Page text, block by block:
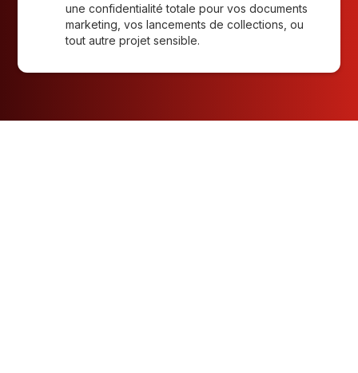
une confidentialité totale pour vos documents
marketing, vos lancements de collections, ou
tout autre projet sensible.